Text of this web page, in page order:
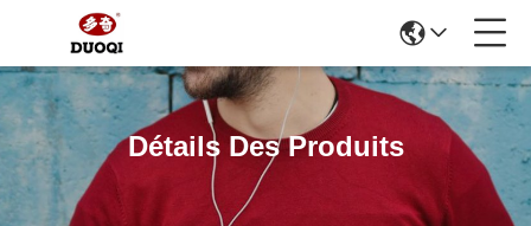
Détails Des Produits